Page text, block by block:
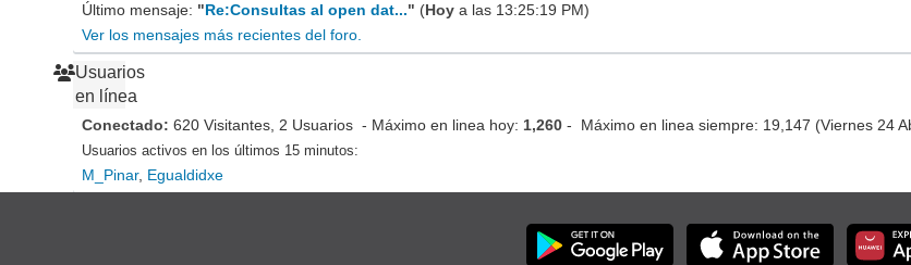
Último mensaje: "Re:Consultas al open dat..." (Hoy a las 13:25:19 PM)
Ver los mensajes más recientes del foro.
Usuarios
en línea
Conectado:620 Visitantes, 2 Usuarios - Máximo en linea hoy: 1,260 - Máximo en linea siempre: 19,147 (Viernes 24
Usuarios activos en los últimos 15 minutos:
M_Pinar, Egualdidxe